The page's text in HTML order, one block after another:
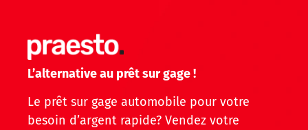
L’alternative au prêt sur gage !
Le prêt sur gage automobile pour votre
besoin d’argent rapide? Vendez votre